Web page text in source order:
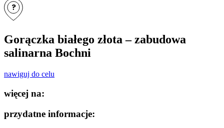
?
Gorączka białego złota – zabudowa
salinarna Bochni
nawiguj do celu
więcej na:
przydatne informacje: